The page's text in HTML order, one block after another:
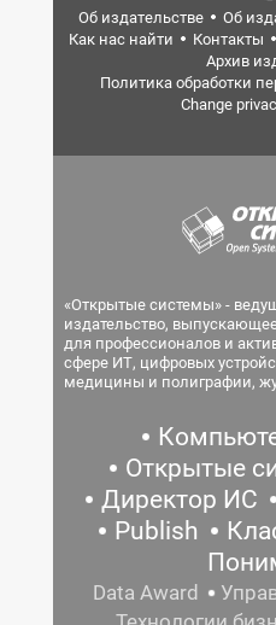
Об издательстве Об
Как нас найти
Контакты
Архив
Политика обработки
Change
«Открытые системы» -
издательство,
для профессионалов и
сфере ИТ, цифровых
медицины и полиграфии,
Открытые
Директор ИС
Publish
Data Award